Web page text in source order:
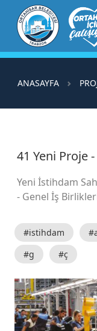
ANASAYFA
41 Yeni Proje
Yeni İstihdam
- Genel İş
#istihdam
#g
#ç